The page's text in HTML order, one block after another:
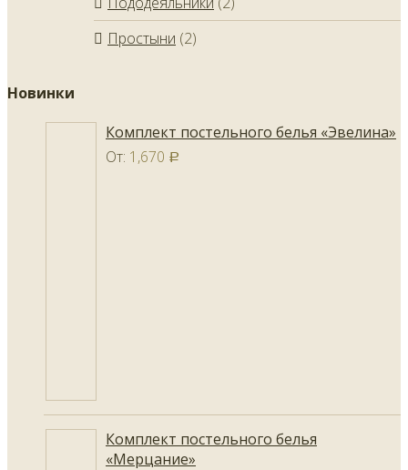
Простыни (2)
Новинки
Комплект постельного белья «Эвелина»
От: 1,670 Р
Комплект постельного белья
«Мерцание»